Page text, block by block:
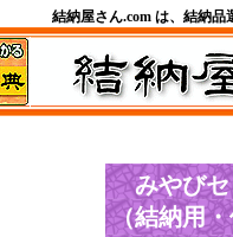
結納屋さん.com は、結納
みやび
（結納用